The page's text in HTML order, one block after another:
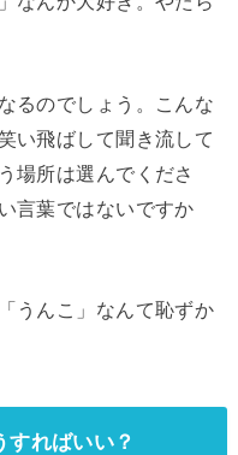
るのでしょう。こんな
い飛ばして聞き流して
場所は選んでくださ
言葉ではないですか
うんこ」なんて恥ずか
すればいい？